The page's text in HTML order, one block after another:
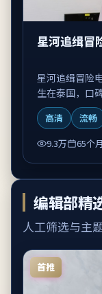
星河追缉冒
星河追缉冒险
生在泰国，口
高清
流畅
9.3万
65个
编辑部精
人工筛选与主
首推